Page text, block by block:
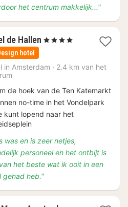
het centrum makkelijk..."
de Hallen 1
€
, 4 Sterren
hotel
in Amsterdam · 2.4 km van het
de hoek van de Ten Katemarkt
no-time in het Vondelpark
kunt lopend naar het
was en is zeer netjes,
personeel en het ontbijt is
het beste wat ik ooit in een
gehad heb."